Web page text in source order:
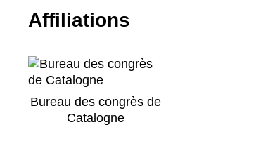
Affiliations
Bureau des congrès de
Catalogne